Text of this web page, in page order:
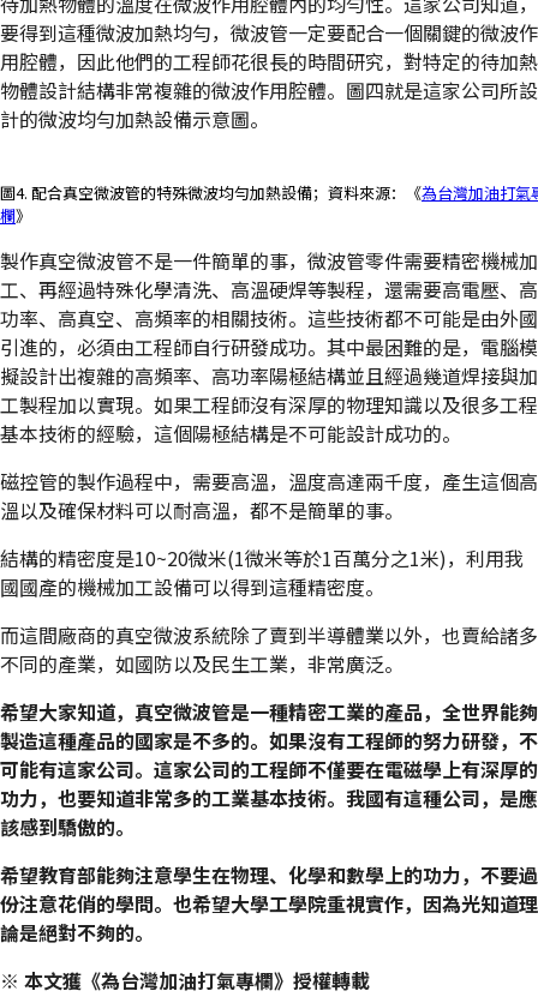
要得到這種微波加熱均勻，微波管一定要配合一個關鍵的微波作
用腔體，因此他們的工程師花很長的時間研究，對特定的待加熱
物體設計結構非常複雜的微波作用腔體。圖四就是這家公司所設
計的微波均勻加熱設備示意圖。
圖4. 配合真空微波管的特殊微波均勻加熱設備；資料來源：《為台灣加油打氣
欄》
製作真空微波管不是一件簡單的事，微波管零件需要精密機械加
工、再經過特殊化學清洗、高溫硬焊等製程，還需要高電壓、高
功率、高真空、高頻率的相關技術。這些技術都不可能是由外國
引進的，必須由工程師自行研發成功。其中最困難的是，電腦模
擬設計出複雜的高頻率、高功率陽極結構並且經過幾道焊接與加
工製程加以實現。如果工程師沒有深厚的物理知識以及很多工程
基本技術的經驗，這個陽極結構是不可能設計成功的。
磁控管的製作過程中，需要高溫，溫度高達兩千度，產生這個高
溫以及確保材料可以耐高溫，都不是簡單的事。
結構的精密度是10~20微米(1微米等於1百萬分之1米)，利用我
國國產的機械加工設備可以得到這種精密度。
而這間廠商的真空微波系統除了賣到半導體業以外，也賣給諸多
不同的產業，如國防以及民生工業，非常廣泛。
希望大家知道，真空微波管是一種精密工業的產品，全世界能夠
製造這種產品的國家是不多的。如果沒有工程師的努力研發，不
可能有這家公司。這家公司的工程師不僅要在電磁學上有深厚的
功力，也要知道非常多的工業基本技術。我國有這種公司，是應
該感到驕傲的。
希望教育部能夠注意學生在物理、化學和數學上的功力，不要過
份注意花俏的學問。也希望大學工學院重視實作，因為光知道理
論是絕對不夠的。
※ 本文獲《為台灣加油打氣專欄》授權轉載